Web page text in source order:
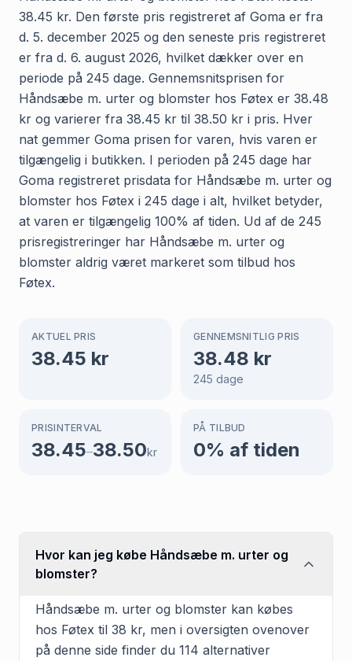
38.45 kr. Den første pris registreret af Goma er fra
d. 5. december 2025 og den seneste pris registreret
er fra d. 6. august 2026, hvilket dækker over en
periode på 245 dage. Gennemsnitsprisen for
Håndsæbe m. urter og blomster hos Føtex er 38.48
kr og varierer fra 38.45 kr til 38.50 kr i pris. Hver
nat gemmer Goma prisen for varen, hvis varen er
tilgængelig i butikken. I perioden på 245 dage har
Goma registreret prisdata for Håndsæbe m. urter og
blomster hos Føtex i 245 dage i alt, hvilket betyder,
at varen er tilgængelig 100% af tiden. Ud af de 245
prisregistreringer har Håndsæbe m. urter og
blomster aldrig været markeret som tilbud hos
Føtex.
AKTUEL PRIS
38.45 kr
GENNEMSNITLIG PRIS
38.48 kr
245 dage
PRISINTERVAL
38.45–38.50kr
PÅ TILBUD
0% af tiden
Hvor kan jeg købe Håndsæbe m. urter og
blomster?
Håndsæbe m. urter og blomster kan købes
hos Føtex til 38 kr, men i oversigten ovenover
på denne side finder du 114 alternativer